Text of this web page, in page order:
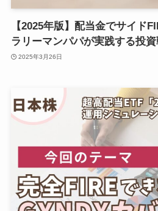
【2025年版】配当金でサイド
ラリーマンパパが実践する投資
2025年3月26日